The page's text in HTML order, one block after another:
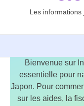
Les
Bienvenue sur
essentielle pour
Japon. Pour
sur les aides, la